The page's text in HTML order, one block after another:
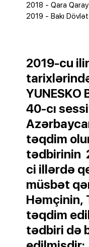
2018 - Qara
2019 - Bakı
2019-cu
YUNESKO
40-cı
təqdim
tədbirinin
ci illərdə
müsbət
Həmçinin,
təqdim
tədbiri də